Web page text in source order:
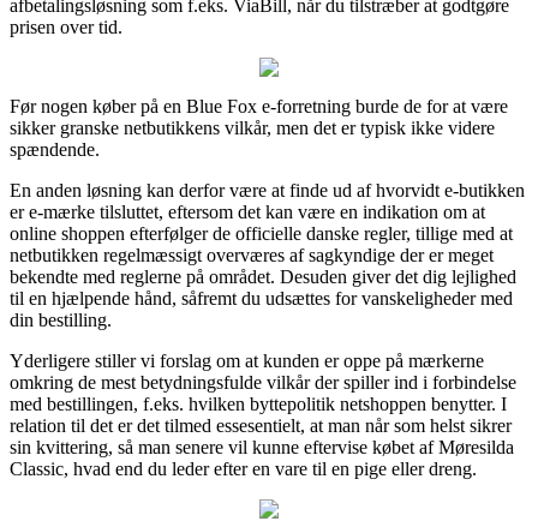
afbetalingsløsning som f.eks. ViaBill, når du tilstræber at godtgøre
prisen over tid.
Før nogen køber på en Blue Fox e-forretning burde de for at være
sikker granske netbutikkens vilkår, men det er typisk ikke videre
spændende.
En anden løsning kan derfor være at finde ud af hvorvidt e-butikken
er e-mærke tilsluttet, eftersom det kan være en indikation om at
online shoppen efterfølger de officielle danske regler, tillige med at
netbutikken regelmæssigt overværes af sagkyndige der er meget
bekendte med reglerne på området. Desuden giver det dig lejlighed
til en hjælpende hånd, såfremt du udsættes for vanskeligheder med
din bestilling.
Yderligere stiller vi forslag om at kunden er oppe på mærkerne
omkring de mest betydningsfulde vilkår der spiller ind i forbindelse
med bestillingen, f.eks. hvilken byttepolitik netshoppen benytter. I
relation til det er det tilmed essesentielt, at man når som helst sikrer
sin kvittering, så man senere vil kunne eftervise købet af Møresilda
Classic, hvad end du leder efter en vare til en pige eller dreng.